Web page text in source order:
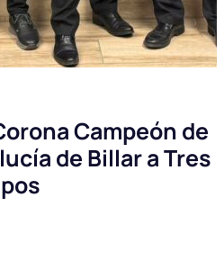
Campeón de
de Billar a Tres